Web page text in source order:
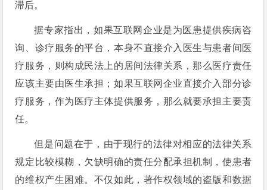
滞后。
据专家指出，如果互联网企业是为医患提供疾病咨
询、诊疗服务的平台，本身不直接介入医生与患者间医
疗服务，则构成民法上的居间法律关系，那么医疗责任
应该主要由医生承担；如果互联网企业直接介入部分诊
疗服务，作为医疗主体提供服务，那么就要承担主要责
任。
但是问题在于，由于现行的法律对相应的法律关系
规定比较模糊，欠缺明确的责任分配承担机制，使患者
的维权产生困难。不仅如此，著作权领域的盗版和数据